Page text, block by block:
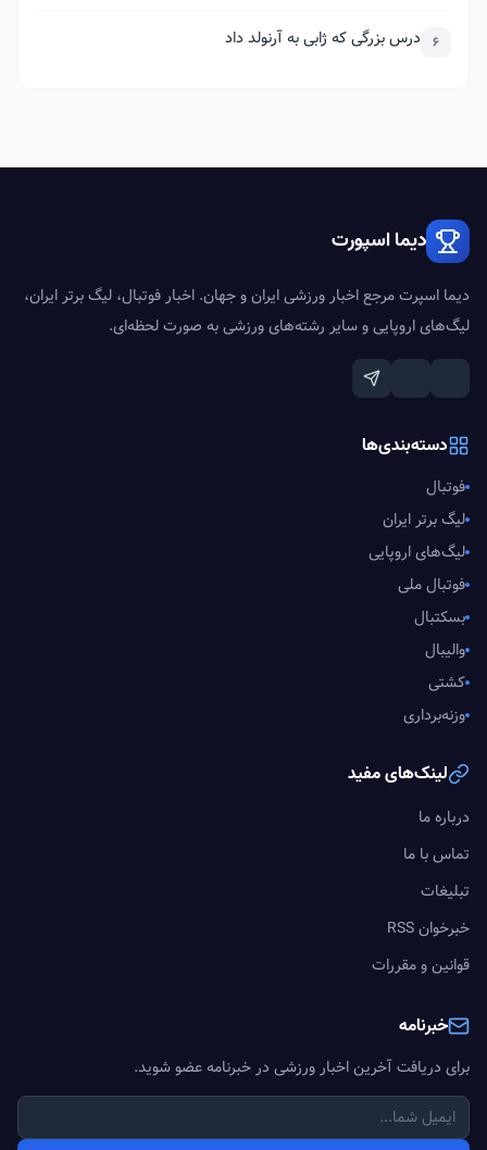
6 درس بزرگی که ژابی به آرنولد داد
دیما اسپورت
دیما اسپرت مرجع اخبار ورزشی ایران و جهان. اخبار فوتبال، لیگ برتر ایران،
لیگ‌های اروپایی و سایر رشته‌های ورزشی به صورت لحظه‌ای.
دسته‌بندی‌ها
فوتبال
لیگ برتر ایران
لیگ‌های اروپایی
فوتبال ملی
بسکتبال
والیبال
کشتی
وزنه‌برداری
لینک‌های مفید
درباره ما
تماس با ما
تبلیغات
خبرخوان RSS
قوانین و مقررات
خبرنامه
برای دریافت آخرین اخبار ورزشی در خبرنامه عضو شوید.